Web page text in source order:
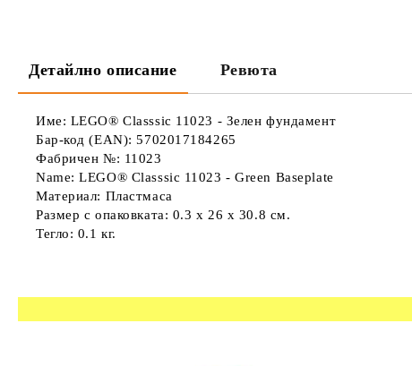
Детайлно описание Ревюта
Име: LEGO® Classsic 11023 - Зелен фундамент
Бар-код (EAN): 5702017184265
Фабричен №: 11023
Name: LEGO® Classsic 11023 - Green Baseplate
Материал: Пластмаса
Размер с опаковката: 0.3 x 26 x 30.8 см.
Тегло: 0.1 кг.